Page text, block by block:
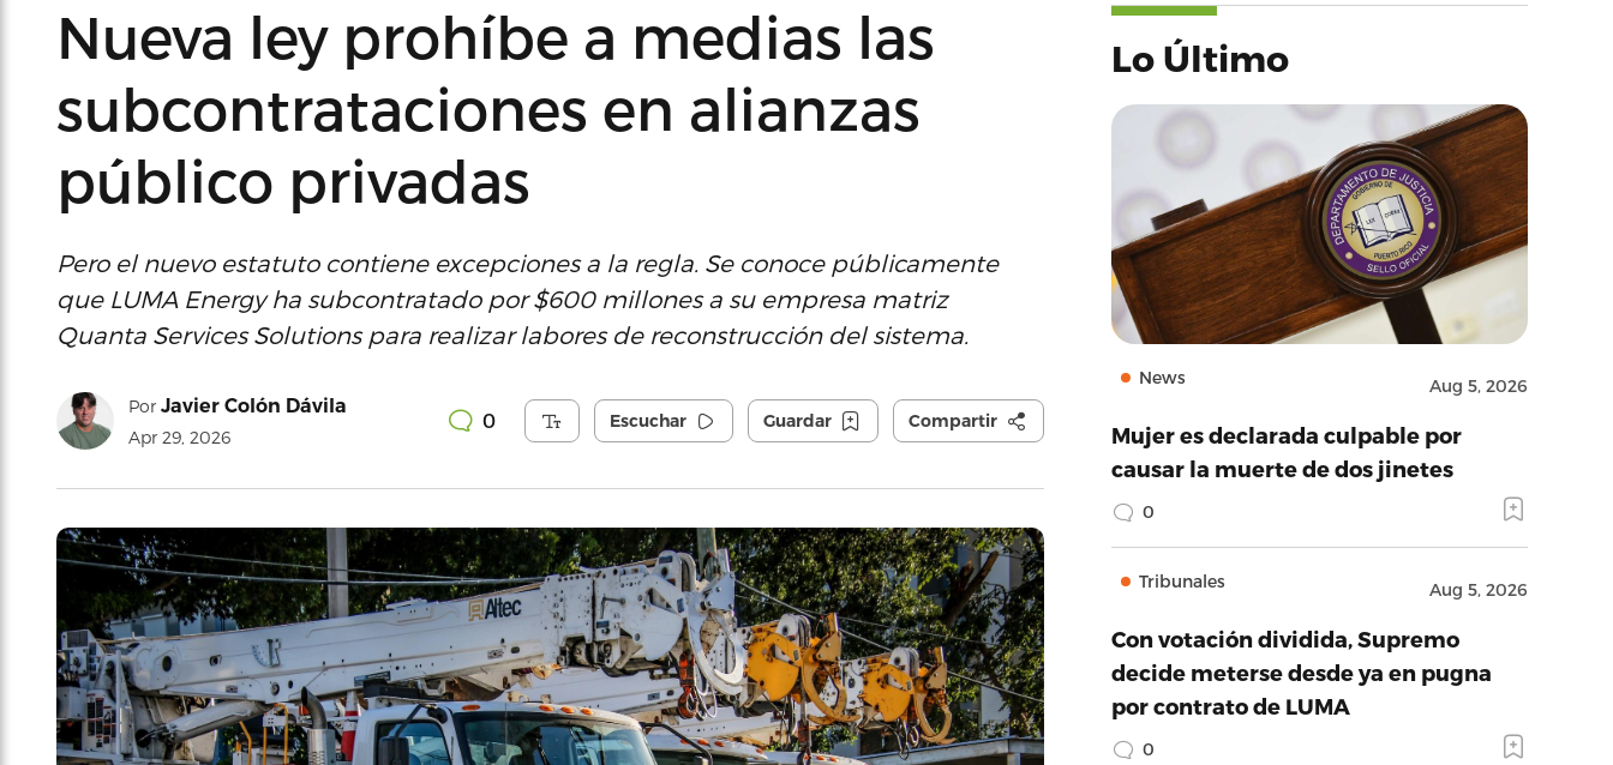
Nueva ley prohíbe a medias las
subcontrataciones en alianzas
público privadas
Pero el nuevo estatuto contiene excepciones a la regla. Se conoce públicamente
que LUMA Energy ha subcontratado por $600 millones a su empresa matriz
Quanta Services Solutions para realizar labores de reconstrucción del sistema.
Por Javier Colón Dávila
Apr 29, 2026
0 Escuchar Guardar Compartir
Lo Último
News Aug 5, 2026
Mujer es declarada culpable por
causar la muerte de dos jinetes
0
Tribunales Aug 5, 2026
Con votación dividida, Supremo
decide meterse desde ya en pugna
por contrato de LUMA
0